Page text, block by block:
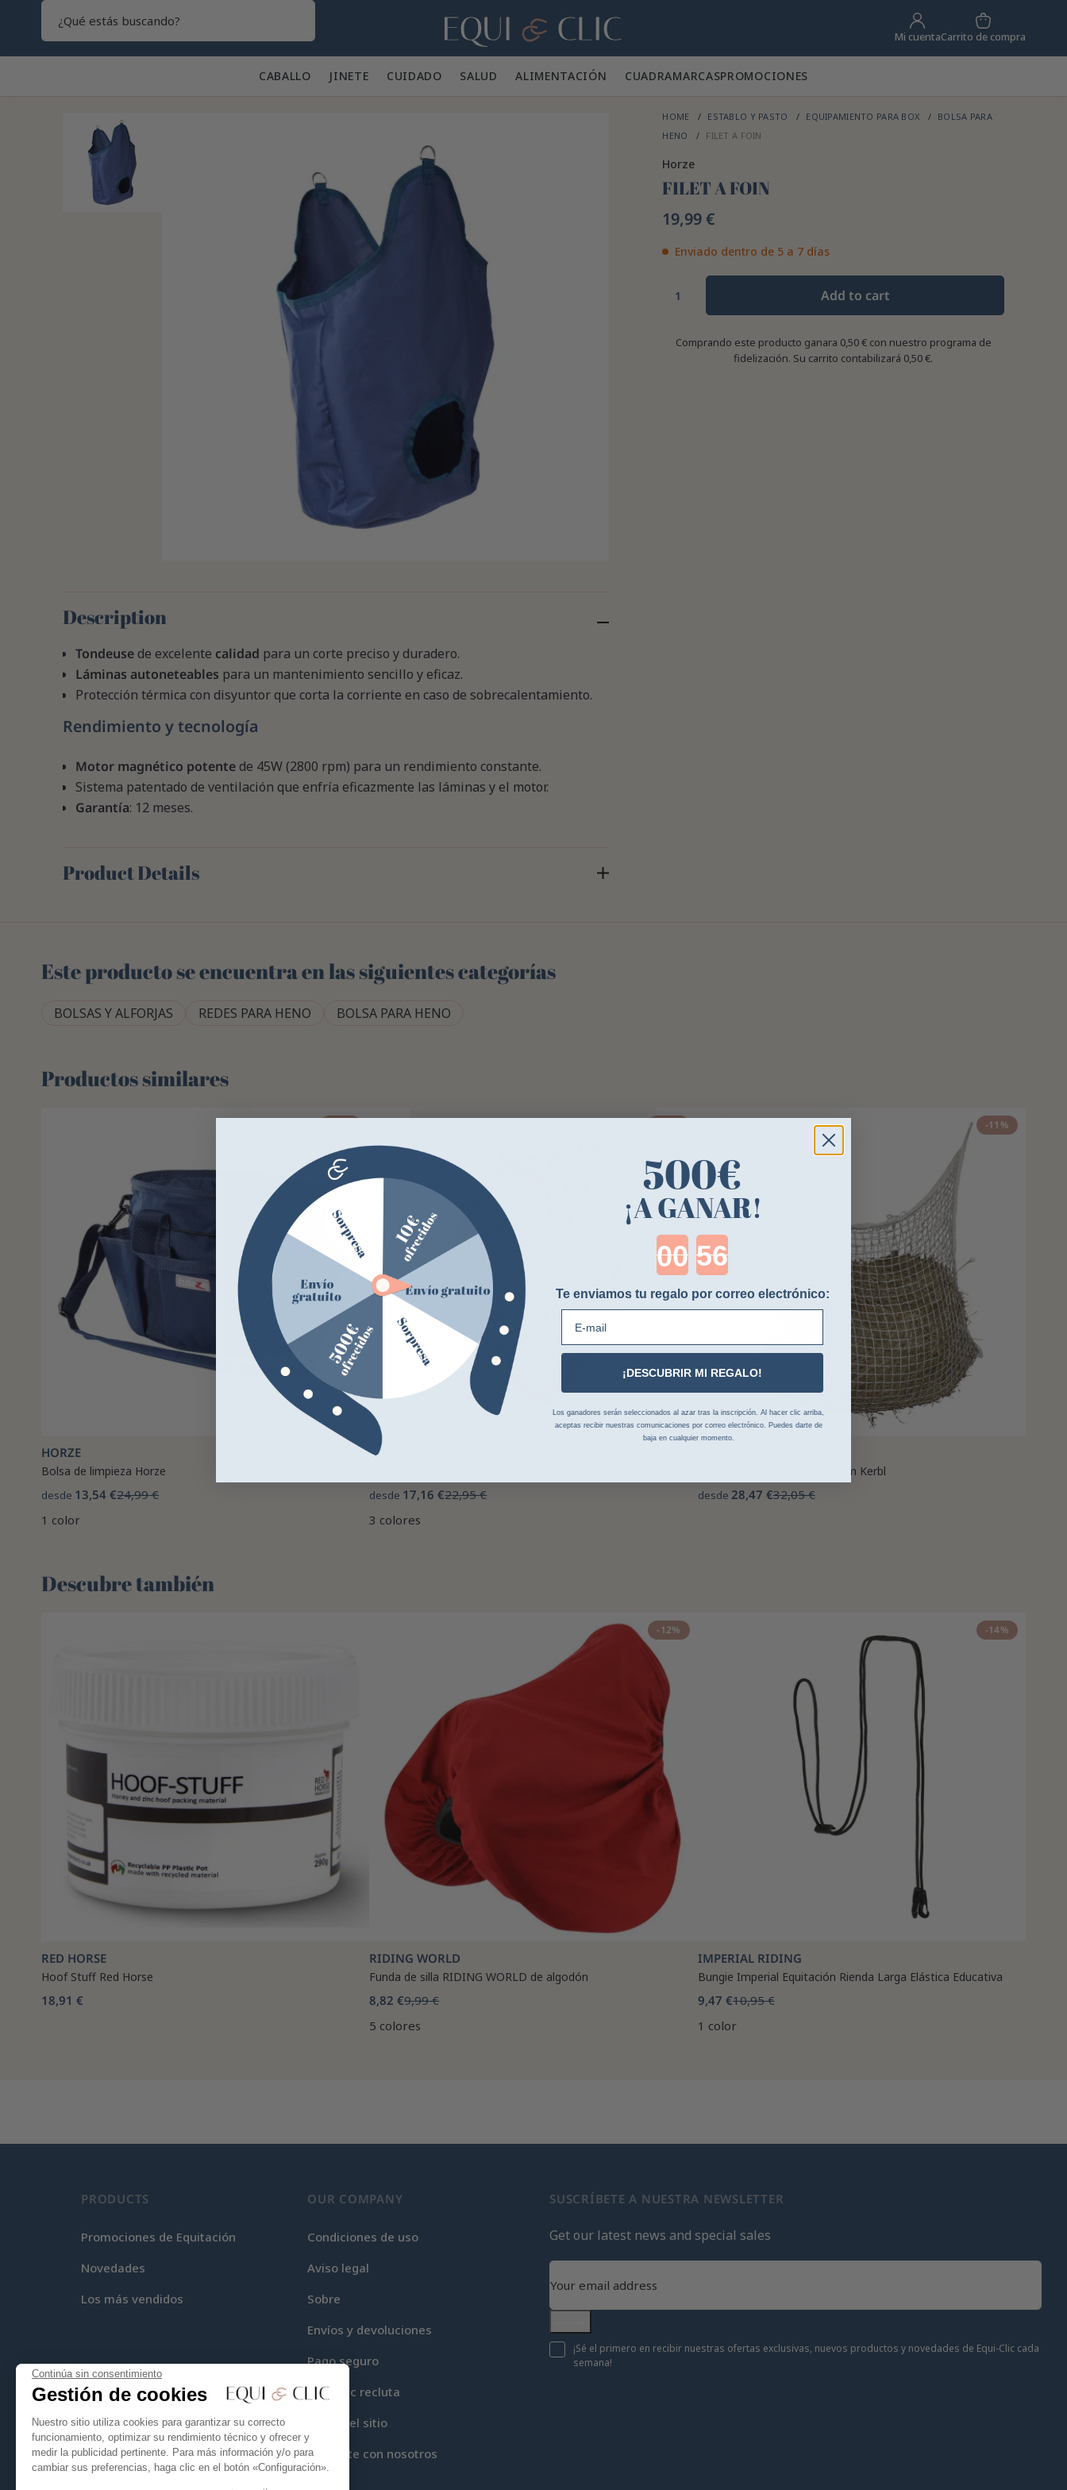
Continúa sin consentimiento
Gestión de cookies
Nuestro sitio utiliza cookies para garantizar su correcto
funcionamiento, optimizar su rendimiento técnico y ofrecer y
medir la publicidad pertinente. Para más información y/o para
cambiar sus preferencias, haga clic en el botón «Configuración».
Hogar Mi cuentaCarrito de compra
CABALLO 🐎 JINETE 👕 CUIDADO 🪮 SALUD ✨ALIMENTACIÓN 🥕 CUADRAMARCASPROMOCIONES
HOME ESTABLO Y PASTO EQUIPAMIENTO PARA BOX
BOLSA PARA
HENO
FILET A FOIN
Horze
FILET A FOIN
19,99 €
Enviado dentro de 5 a 7 días
Add to cart
Comprando este producto ganara 0,50 €con nuestro programa de
fidelización. Su carrito contabilizará 0,50 €.
Description
Tondeusede excelente calidad para un corte preciso y duradero.
Láminas autoneteables para un mantenimiento sencillo y eficaz.
Protección térmica con disyuntor que corta la corriente en caso de sobrecalentamiento.
Rendimiento y tecnología
Motor magnético potentede 45W (2800 rpm) para un rendimiento constante.
Sistema patentado de ventilación que enfría eficazmente las láminas y el motor.
Garantía: 12 meses.
Product Details
Este producto se encuentra en las siguientes categorías
BOLSAS Y ALFORJAS REDES PARA HENO BOLSA PARA HENO
Productos similares
HORZE
Bolsa de limpieza Horze
desde 13,54 €24,99 €
1 color
LEMIEUX
desde 17,16 €22,95 €
3 colores
-11%
Red para heno mallas 3 x 3 cm Kerbl
desde 28,47 €32,05 €
Descubre también 🌻
RED HORSE
Hoof Stuff Red Horse
18,91 €
-12%
RIDING WORLD
Funda de silla RIDING WORLD de algodón
8,82 €9,99 €
5 colores
-14%
IMPERIAL RIDING
Bungie Imperial Equitación Rienda Larga Elástica Educativa
9,47 €10,95 €
1 color
PRODUCTS
Promociones de Equitación
Novedades
Los más vendidos
OUR COMPANY
Condiciones de uso
Aviso legal
Sobre
Envíos y devoluciones
Pago seguro
Equi-Clic recluta
Mapa del sitio
Contacte con nosotros
SUSCRÍBETE A NUESTRA NEWSLETTER
Get our latest news and special sales
Subscribe
¡Sé el primero en recibir nuestras ofertas exclusivas, nuevos productos y novedades de Equi-Clic cada
semana!
500€
¡A GANAR!
Countdown ends in:
Te enviamos tu regalo por correo electrónico:
¡DESCUBRIR MI REGALO!
Los ganadores serán seleccionados al azar tras la inscripción. Al hacer clic arriba,
aceptas recibir nuestras comunicaciones por correo electrónico. Puedes darte de
baja en cualquier momento.